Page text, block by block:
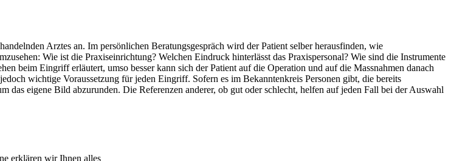
Arztes an. Im persönlichen Beratungsgespräch wird der Patient selber herausfinden, wie
Wie ist die Praxiseinrichtung? Welchen Eindruck hinterlässt das Praxispersonal? Wie sind die Instrumente
beim Eingriff erläutert, umso besser kann sich der Patient auf die Operation und auf die Massnahmen danach
wichtige Voraussetzung für jeden Eingriff. Sofern es im Bekanntenkreis Personen gibt, die bereits
das eigene Bild abzurunden. Die Referenzen anderer, ob gut oder schlecht, helfen auf jeden Fall bei der Auswahl
erklären wir Ihnen alles